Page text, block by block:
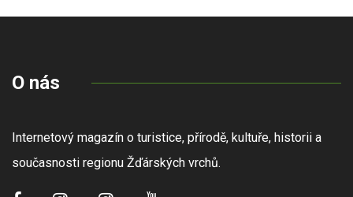
O nás
Internetový magazín o turistice, přírodě, kultuře, historii a
současnosti regionu Žďárských vrchů.